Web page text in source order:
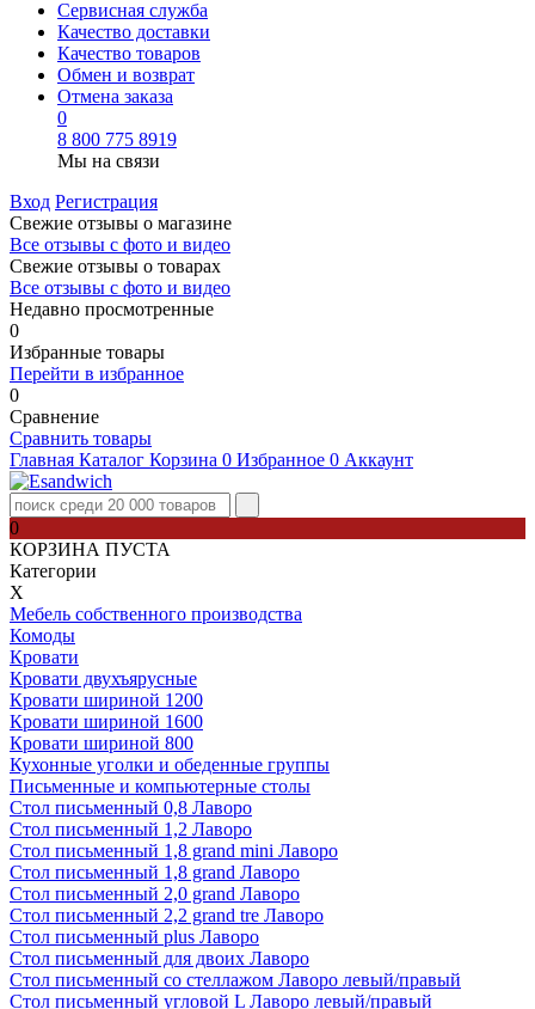
Сервисная служба
Качество доставки
Качество товаров
Обмен и возврат
Отмена заказа
0
8 800 775 8919
Мы на связи
Вход Регистрация
Свежие отзывы о магазине
Все отзывы с фото и видео
Свежие отзывы о товарах
Все отзывы c фото и видео
Недавно просмотренные
0
Избранные товары
Перейти в избранное
0
Сравнение
Сравнить товары
Главная Каталог Корзина 0 Избранное 0 Аккаунт
0
КОРЗИНА ПУСТА
Категории
Х
Мебель собственного производства
Комоды
Кровати
Кровати двухъярусные
Кровати шириной 1200
Кровати шириной 1600
Кровати шириной 800
Кухонные уголки и обеденные группы
Письменные и компьютерные столы
Стол письменный 0,8 Лаворо
Стол письменный 1,2 Лаворо
Стол письменный 1,8 grand mini Лаворо
Стол письменный 1,8 grand Лаворо
Стол письменный 2,0 grand Лаворо
Стол письменный 2,2 grand tre Лаворо
Стол письменный plus Лаворо
Стол письменный для двоих Лаворо
Стол письменный со стеллажом Лаворо левый/правый
Стол письменный угловой L Лаворо левый/правый